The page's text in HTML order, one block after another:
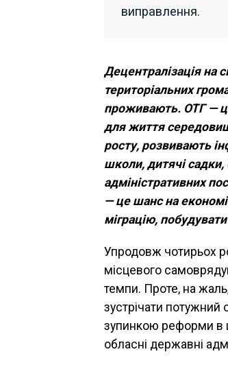
виправлення.
Децентралізація на
територіальних
проживають. ОТГ —
для життя
росту, розвивають
школи, дитячі садки,
адміністративних
— це шанс на еко
міграцію,
Упродовж чотирьох
місцевого
темпи. Проте, на
зустрічати потужний
зупинкою реформи в
обласні державні